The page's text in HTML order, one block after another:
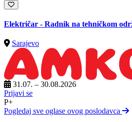
Električar - Radnik na tehničkom
Sarajevo
31.07. – 30.08.2026
Prijavi se
P+
Pogledaj sve oglase ovog poslodavca